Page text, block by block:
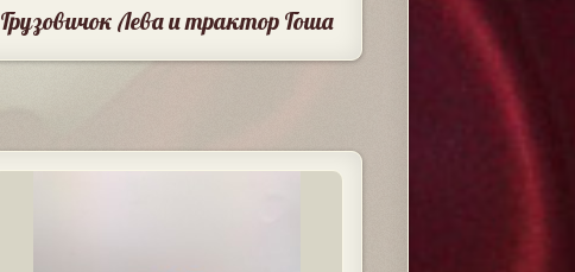
Грузовичок Лева и трактор Гоша